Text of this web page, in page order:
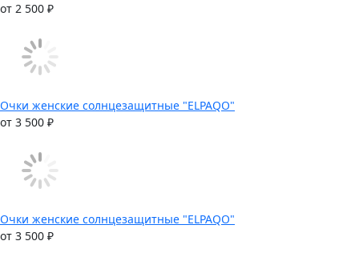
от 2 500 ₽
Очки женские солнцезащитные "ELPAQO"
от 3 500 ₽
Очки женские солнцезащитные "ELPAQO"
от 3 500 ₽